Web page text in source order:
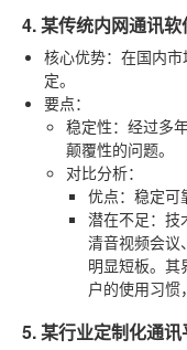
4. 某传统内网通讯软
核心优势：在国内
定。
要点：
稳定性：经过多
颠覆性的问题。
对比分析：
优点：稳定可
潜在不足：技
清音视频会议
明显短板。其
户的使用习惯
5. 某行业定制化通讯